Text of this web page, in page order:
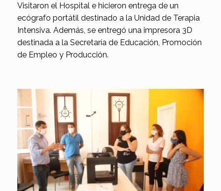
Visitaron el Hospital e hicieron entrega de un
ecógrafo portátil destinado a la Unidad de Terapia
Intensiva. Además, se entregó una impresora 3D
destinada a la Secretaría de Educación, Promoción
de Empleo y Producción.